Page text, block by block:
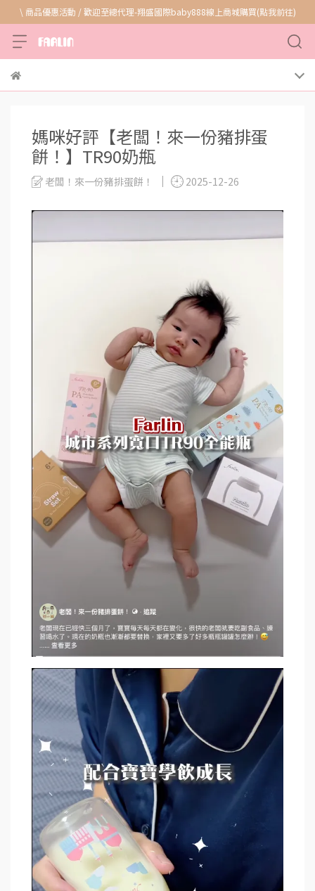
\ 商品優惠活動 / 歡迎至總代理-翔盛國際baby888線上商城購買(點我前往)
媽咪好評【老闆！來一份豬排蛋
餅！】TR90奶瓶
老闆！來一份豬排蛋餅！ 2025-12-26